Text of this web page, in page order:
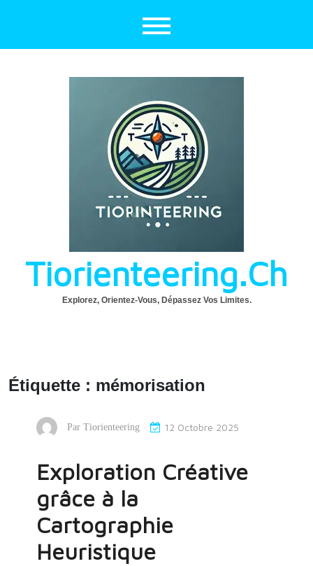
Tiorienteering.ch
Explorez, Orientez-Vous, Dépassez Vos Limites.
Étiquette : mémorisation
Par Tiorienteering 12 Octobre 2025
Exploration Créative
grâce à la
Cartographie
Heuristique